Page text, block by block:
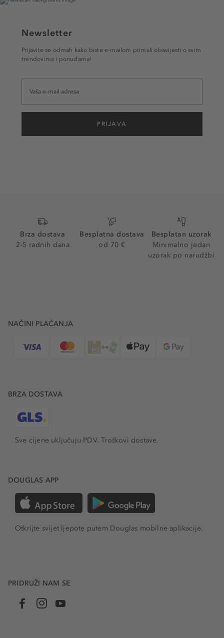
Newsletter
Prijavite se odmah kako biste e-mailom primali obavijesti o svim
trendovima i ponudama!
PRIJAVA
Brza dostava
2-5 radnih dana
Besplatna dostava
od 70 €
Besplatan uzorak
Minimalno jedan
uzorak po narudžbi
NAČINI PLAĆANJA
BRZA DOSTAVA
Sve cijene uključuju PDV.Troškovi dostave.
DOUGLAS APP
Otkrijte svijet ljepote putem Douglas mobilne aplikacije.
PRIDRUŽI NAM SE